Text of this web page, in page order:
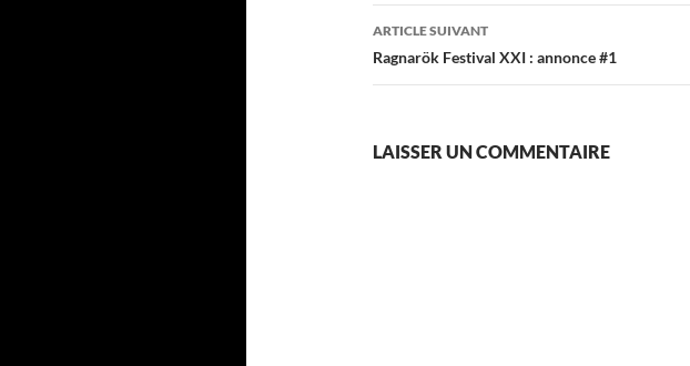
articles
ARTICLE SUIVANT
Ragnarök Festival XXI : annonce #1
LAISSER UN COMMENTAIRE